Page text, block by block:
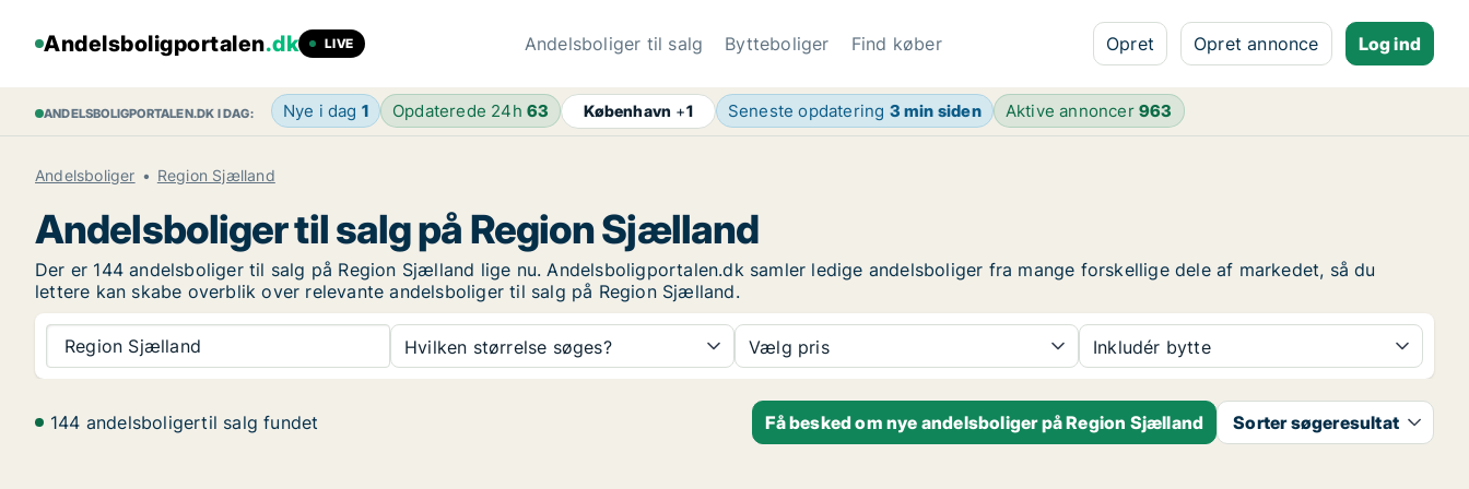
Andelsboligportalen.dk LIVE Andelsboliger til salg Bytteboliger Find køber Opret Opret annonce Log ind
ANDELSBOLIGPORTALEN.DK I DAG: Nye i dag 1 Opdaterede 24h63 København +1 Seneste opdatering 3 min siden Aktive annoncer963
Andelsboliger Region Sjælland
Andelsboliger til salg på Region Sjælland
Der er 144 andelsboliger til salg på Region Sjælland lige nu. Andelsboligportalen.dk samler ledige andelsboliger fra mange forskellige dele af markedet, så du
lettere kan skabe overblik over relevante andelsboliger til salg på Region Sjælland.
Region Sjælland Hvilken størrelse søges? Vælg pris Inkludér bytte
144 andelsboligertil salg fundet Få besked om nye andelsboliger på Region Sjælland Sorter søgeresultat